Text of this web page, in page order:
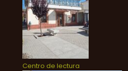
Centro de lectura